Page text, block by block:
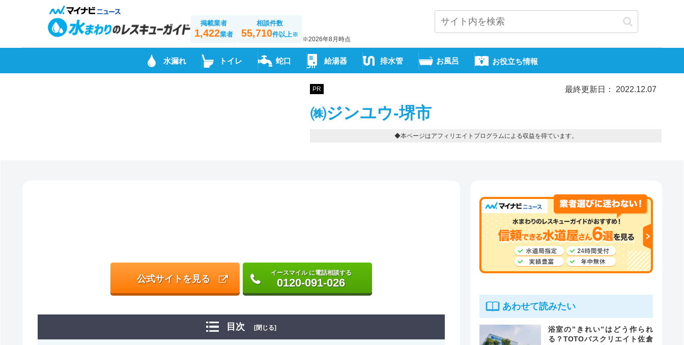
掲載業者
1,422業者
相談件数
55,710件以上※
※2026年8月時点
水漏れ トイレ 蛇口 給湯器 排水管 お風呂 お役立ち情報
PR 最終更新日： 2022.12.07
㈱ジンユウ-堺市
◆本ページはアフィリエイトプログラムによる収益を得ています。
公式サイトを見る
イースマイル に電話相談する
0120-091-026
目次 [閉じる]
あわせて読みたい
浴室の”きれい”はどう作られ
る？TOTOバスクリエイト佐倉